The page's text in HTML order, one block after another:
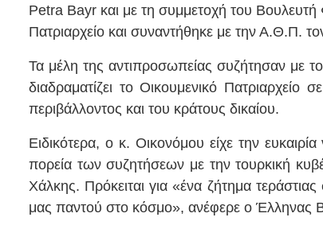
Petra Bayr και με τη συμμετοχή του Βουλευτή
Πατριαρχείο και συναντήθηκε με την Α.Θ.Π.
Τα μέλη της αντιπροσωπείας συζήτησαν με
διαδραματίζει το Οικουμενικό
περιβάλλοντος και του κράτους δικαίου.
Ειδικότερα, ο κ. Οικονόμου είχε την
πορεία των συζητήσεων με την τουρκική
Χάλκης. Πρόκειται για «ένα ζήτημα
μας παντού στο κόσμο», ανέφερε ο Έλληνας